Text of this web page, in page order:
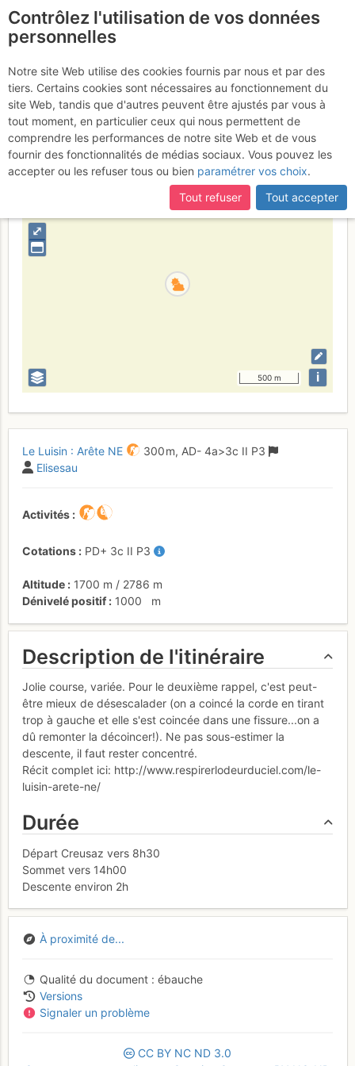
Le Luisin : Arête NE
Mardi
27 juin 2017
Suisse Valais Haut Giffre - Aiguilles Rouges - Fiz
⤢
500 m i
Le Luisin : Arête NE 300 m, AD- 4a>3c II P3
Elisesau
Activités
Cotations PD+ 3c II P3
Altitude 1700 m / 2786 m
Dénivelé positif
1000 m
Description de l'itinéraire
Jolie course, variée. Pour le deuxième rappel, c'est peut-
être mieux de désescalader (on a coincé la corde en tirant
trop à gauche et elle s'est coincée dans une fissure...on a
dû remonter la décoincer!). Ne pas sous-estimer la
descente, il faut rester concentré.
Récit complet ici: http://www.respirerlodeurduciel.com/le-
luisin-arete-ne/
Durée
Départ Creusaz vers 8h30
Sommet vers 14h00
Descente environ 2h
À proximité de...
Qualité du document
ébauche
Versions
Signaler un problème
CC BY NC ND 3.0
Contrôlez l'utilisation de vos données
personnelles
Notre site Web utilise des cookies fournis par nous et par des
tiers. Certains cookies sont nécessaires au fonctionnement du
site Web, tandis que d'autres peuvent être ajustés par vous à
tout moment, en particulier ceux qui nous permettent de
comprendre les performances de notre site Web et de vous
fournir des fonctionnalités de médias sociaux. Vous pouvez les
accepter ou les refuser tous ou bien paramétrer vos choix.
Tout refuser
Tout accepter